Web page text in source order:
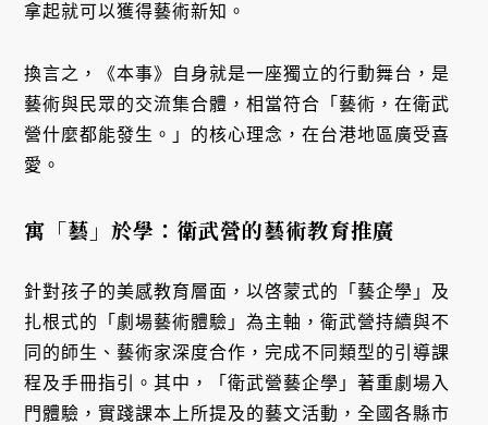
拿起就可以獲得藝術新知。
換言之，《本事》自身就是一座獨立的行動舞台，是
藝術與民眾的交流集合體，相當符合「藝術，在衛武
營什麼都能發生。」的核心理念，在台港地區廣受喜
愛。
寓「藝」於學：衛武營的藝術教育推廣
針對孩子的美感教育層面，以啓蒙式的「藝企學」及
扎根式的「劇場藝術體驗」為主軸，衛武營持續與不
同的師生、藝術家深度合作，完成不同類型的引導課
程及手冊指引。其中，「衛武營藝企學」著重劇場入
門體驗，實踐課本上所提及的藝文活動，全國各縣市